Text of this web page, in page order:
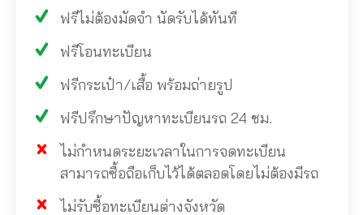
ฟรีไม่ต้องมัดจำ นัดรับได้ทันที
ฟรีโอนทะเบียน
ฟรีกระเป๋า/เสื้อ พร้อมถ่ายรูป
ฟรีปรึกษาปัญหาทะเบียนรถ 24 ชม.
ไม่กำหนดระยะเวลาในการจดทะเบียน
สามารถซื้อถือเก็บไว้ได้ตลอดโดยไม่ต้องมีรถ
ไม่รับซื้อทะเบียนต่างจังหวัด